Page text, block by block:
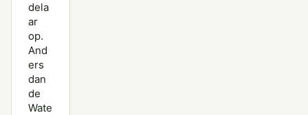
dela
ar
op.
And
ers
dan
de
Wate